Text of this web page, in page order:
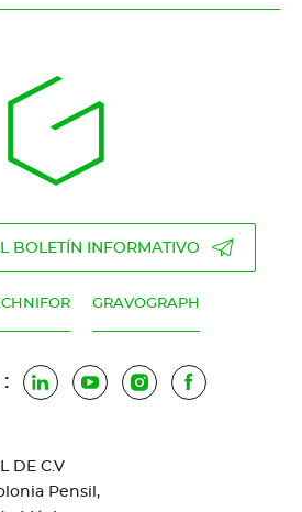
BOLETÍN INFORMATIVO
GRAVOGRAPH
LinkedInYouTubeInstagramFacebook
DE C.V
Pensil,